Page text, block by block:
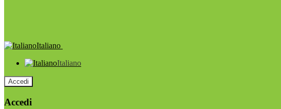
Italiano
Italiano
Accedi
Accedi